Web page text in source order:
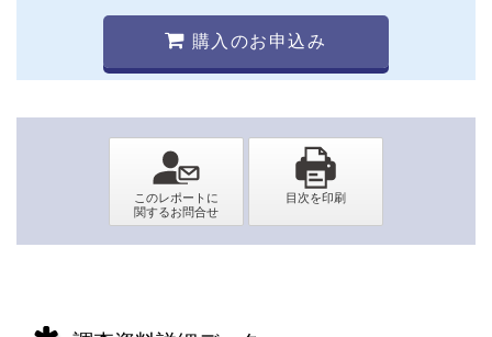
購入のお申込み